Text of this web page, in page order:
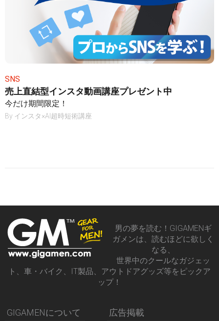
SNS
売上直結型インスタ動画講座プレゼント中
今だけ期間限定！
By インスタ×AI超時短術講座
男の夢を読む！GIGAMENギ
ガメンは、読むほどに欲しく
なる、
世界中のクールなガジェッ
ト、車・バイク、IT製品、アウトドアグッズ等をピックア
ップ！
GIGAMENについて 広告掲載